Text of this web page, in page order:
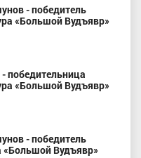
- победитель
«Большой Вудъявр»
победительница
«Большой Вудъявр»
- победитель
«Большой Вудъявр»